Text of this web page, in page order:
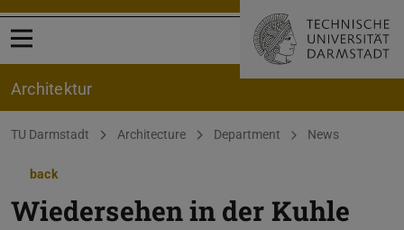
Open menu
Architektur
You are here:
TU Darmstadt Architecture Department News
back
Wiedersehen in der Kuhle